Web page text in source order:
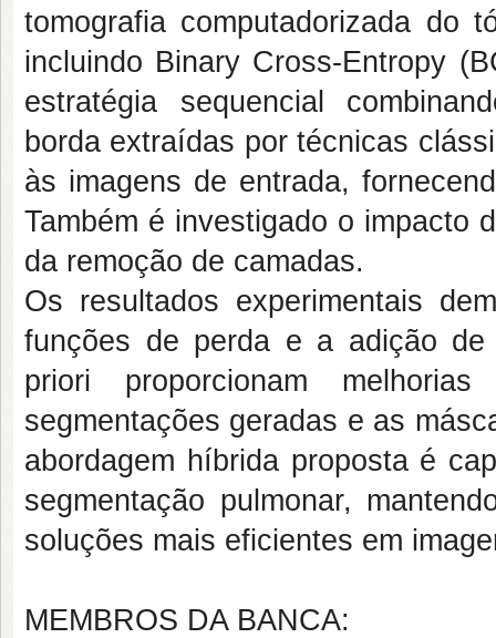
tomografia computadorizada do
incluindo Binary Cross-Entropy
estratégia sequencial
borda extraídas por técnicas
às imagens de entrada,
Também é investigado o impacto
da remoção de camadas.
Os resultados experimentais
funções de perda e a adição de
priori proporcionam
segmentações geradas e as
abordagem híbrida proposta é
segmentação pulmonar,
soluções mais eficientes em
MEMBROS DA BANCA: